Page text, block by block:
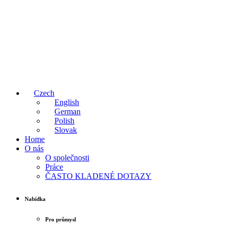
Czech
English
German
Polish
Slovak
Home
O nás
O společnosti
Práce
ČASTO KLADENÉ DOTAZY
Nabídka
Pro průmysl